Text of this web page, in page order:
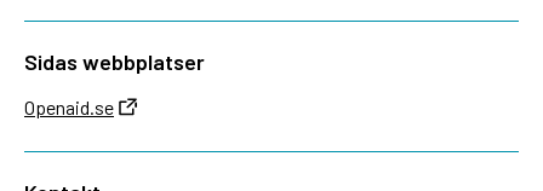
Sidas webbplatser
Openaid.se